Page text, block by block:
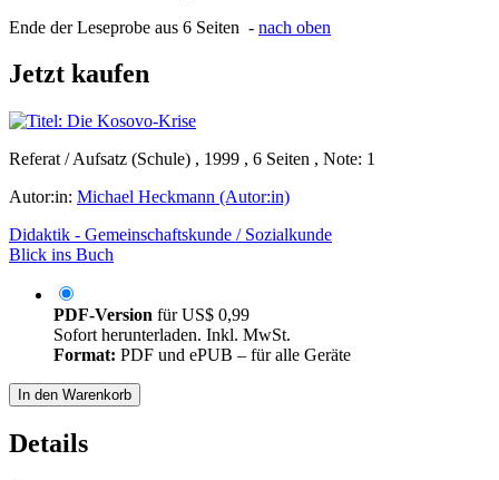
Ende der Leseprobe aus 6 Seiten - nach oben
Jetzt kaufen
Referat / Aufsatz (Schule) , 1999 , 6 Seiten , Note: 1
Autor:in: Michael Heckmann (Autor:in)
Didaktik - Gemeinschaftskunde / Sozialkunde
Blick ins Buch
PDF-Version fürUS$ 0,99
Sofort herunterladen. Inkl. MwSt.
Format: PDF und ePUB – für alle Geräte
In den Warenkorb
Details